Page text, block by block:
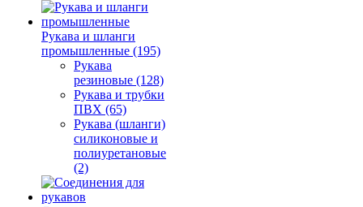
Рукава и шланги
промышленные (195)
Рукава
резиновые (128)
Рукава и трубки
ПВХ (65)
Рукава (шланги)
силиконовые и
полиуретановые
(2)